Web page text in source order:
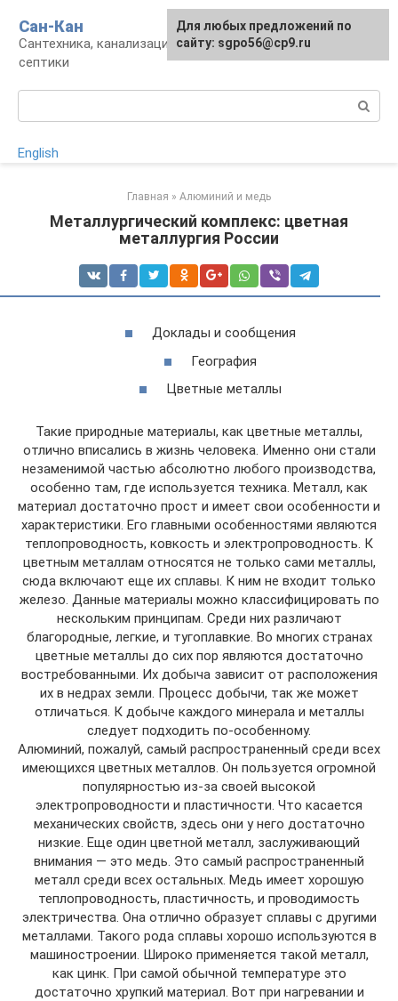
контенту
Сан-Кан
Сантехника, канализация, водопровод,
септики
English
Главная » Алюминий и медь
Металлургический комплекс: цветная
металлургия России
Доклады и сообщения
География
Цветные металлы
Такие природные материалы, как цветные металлы,
отлично вписались в жизнь человека. Именно они стали
незаменимой частью абсолютно любого производства,
особенно там, где используется техника. Металл, как
материал достаточно прост и имеет свои особенности и
характеристики. Его главными особенностями являются
теплопроводность, ковкость и электропроводность. К
цветным металлам относятся не только сами металлы,
сюда включают еще их сплавы. К ним не входит только
железо. Данные материалы можно классифицировать по
нескольким принципам. Среди них различают
благородные, легкие, и тугоплавкие. Во многих странах
цветные металлы до сих пор являются достаточно
востребованными. Их добыча зависит от расположения
их в недрах земли. Процесс добычи, так же может
отличаться. К добыче каждого минерала и металлы
следует подходить по-особенному.
Алюминий, пожалуй, самый распространенный среди всех
имеющихся цветных металлов. Он пользуется огромной
популярностью из-за своей высокой
электропроводности и пластичности. Что касается
механических свойств, здесь они у него достаточно
низкие. Еще один цветной металл, заслуживающий
внимания — это медь. Это самый распространенный
металл среди всех остальных. Медь имеет хорошую
теплопроводность, пластичность, и проводимость
электричества. Она отлично образует сплавы с другими
металлами. Такого рода сплавы хорошо используются в
машиностроении. Широко применяется такой металл,
как цинк. При самой обычной температуре это
достаточно хрупкий материал. Вот при нагревании и
Для любых предложений по
сайту: sgpo56@cp9.ru